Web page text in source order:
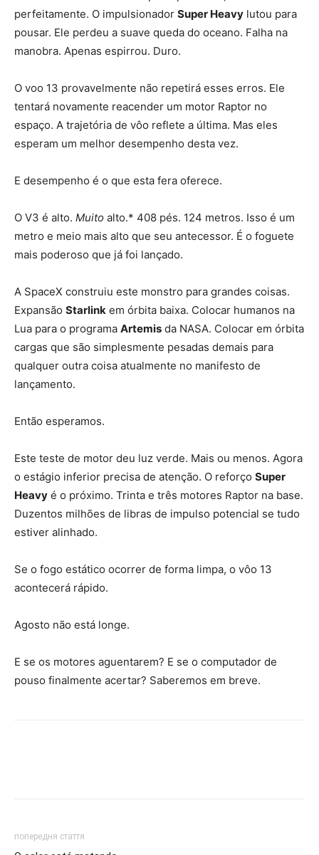
perfeitamente. O impulsionador Super Heavy lutou para
pousar. Ele perdeu a suave queda do oceano. Falha na
manobra. Apenas espirrou. Duro.
O voo 13 provavelmente não repetirá esses erros. Ele
tentará novamente reacender um motor Raptor no
espaço. A trajetória de vôo reflete a última. Mas eles
esperam um melhor desempenho desta vez.
E desempenho é o que esta fera oferece.
O V3 é alto. Muito alto.* 408 pés. 124 metros. Isso é um
metro e meio mais alto que seu antecessor. É o foguete
mais poderoso que já foi lançado.
A SpaceX construiu este monstro para grandes coisas.
Expansão Starlink em órbita baixa. Colocar humanos na
Lua para o programa Artemis da NASA. Colocar em órbita
cargas que são simplesmente pesadas demais para
qualquer outra coisa atualmente no manifesto de
lançamento.
Então esperamos.
Este teste de motor deu luz verde. Mais ou menos. Agora
o estágio inferior precisa de atenção. O reforço Super
Heavy é o próximo. Trinta e três motores Raptor na base.
Duzentos milhões de libras de impulso potencial se tudo
estiver alinhado.
Se o fogo estático ocorrer de forma limpa, o vôo 13
acontecerá rápido.
Agosto não está longe.
E se os motores aguentarem? E se o computador de
pouso finalmente acertar? Saberemos em breve.
попередня стаття